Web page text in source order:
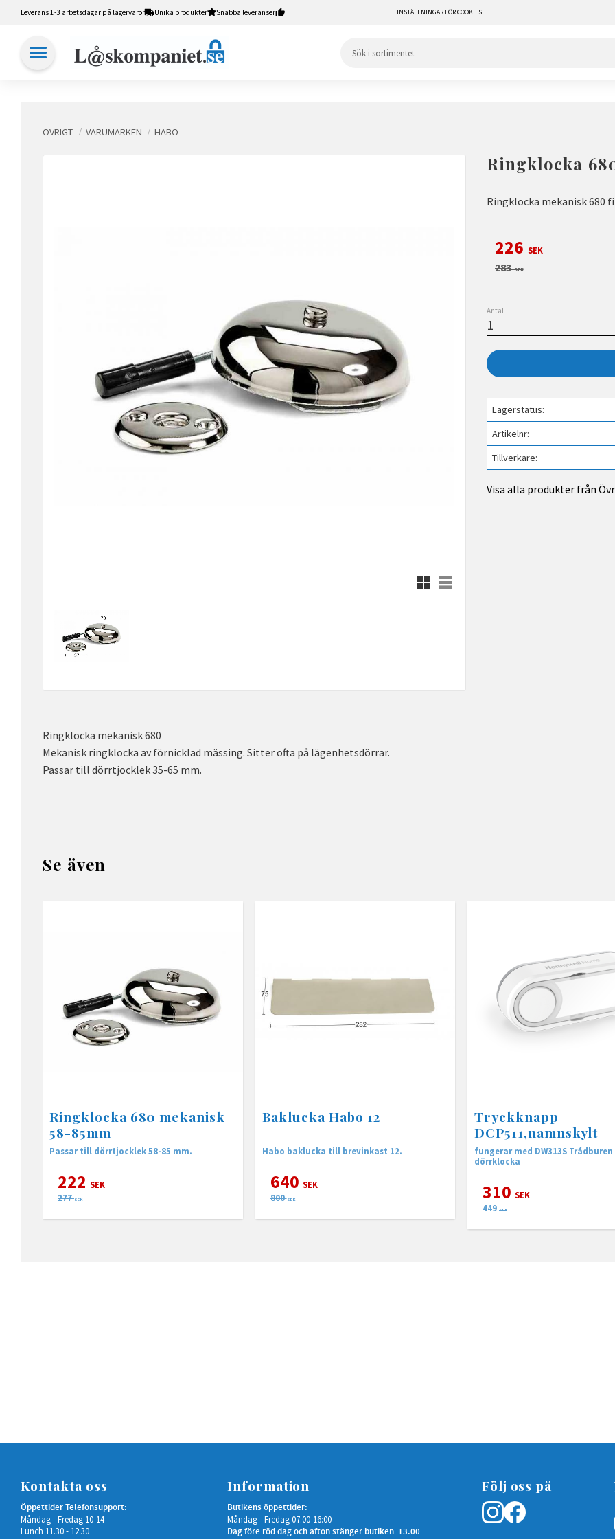
Leverans 1-3 arbetsdagar på lagervaror Unika produkter Snabba leveranser INSTÄLLNINGAR FÖR COOKIES
ÖVRIGT VARUMÄRKEN HABO
Ringklocka
Ringklocka mekanisk 680
Rutnätsvy
Listvy
Nedsatt pris:
226 SEK
Ordinarie pris:
283SEK
Antal
Lagerstatus
Artikelnr
Tillverkare
Visa alla produkter från
Ringklocka mekanisk 680
Mekanisk ringklocka av förnicklad mässing. Sitter ofta på lägenhetsdörrar.
Passar till dörrtjocklek 35-65 mm.
Se även
Ringklocka 680 mekanisk
58-85mm
Passar till dörrtjocklek 58-85 mm.
222 SEK
277 SEK
Baklucka Habo 12
Habo baklucka till brevinkast 12.
640 SEK
800 SEK
Tryckknapp
DCP511,namnskylt
fungerar med DW313S Trådburen
dörrklocka
310 SEK
449 SEK
Kontakta oss
Öppettider Telefonsupport:
Måndag - Fredag 10-14
Lunch 11.30 - 12.30
Information
Butikens öppettider:
Måndag - Fredag 07:00-16:00
Dag före röd dag och afton stänger butiken 13.00
Följ oss på